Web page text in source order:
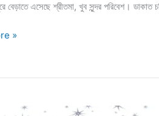
বেড়াতে এসেছে শ্রীতমা, খুব সুন্দর পরিবেশ। ডাকাত
»